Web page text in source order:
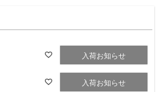
入荷お知らせ
入荷お知らせ